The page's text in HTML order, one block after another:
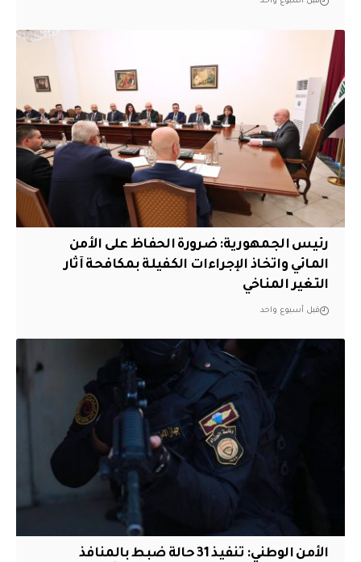
رئيس الجمهورية: ضرورة الحفاظ على الأمن
المائي واتخاذ الإجراءات الكفيلة بمكافحة آثار
التغير المناخي
قبل أسبوع واحد
الأمن الوطني: تنفيذ 31 حالة ضبط بالمنافذ